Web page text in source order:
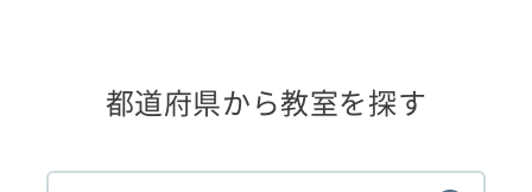
都道府県から教室を探す